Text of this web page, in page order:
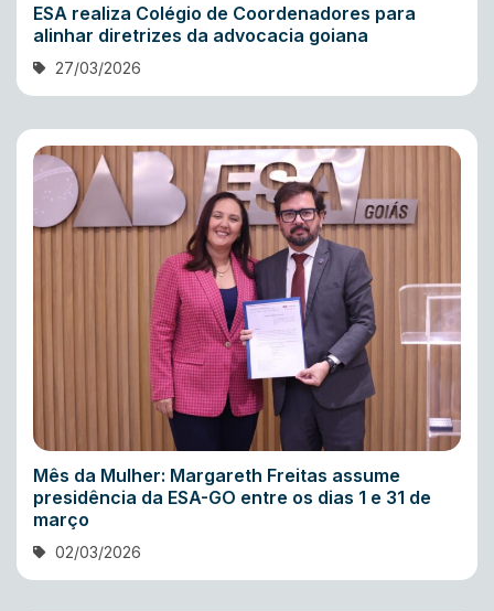
ESA realiza Colégio de Coordenadores para
alinhar diretrizes da advocacia goiana
27/03/2026
Mês da Mulher: Margareth Freitas assume
presidência da ESA-GO entre os dias 1 e 31 de
março
02/03/2026